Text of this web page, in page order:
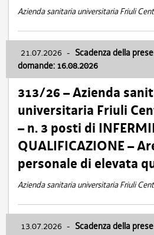
Azienda sanitaria universitaria Friuli
21.07.2026 - Scadenza della
domande: 16.08.2026
313/26 – Azienda
universitaria Friuli
– n. 3 posti di
QUALIFICAZIONE –
personale di elevata
Azienda sanitaria universitaria Friuli
13.07.2026 - Scadenza della